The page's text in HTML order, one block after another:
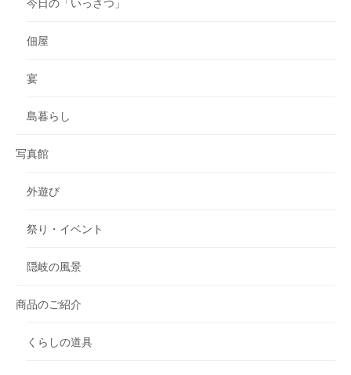
佃屋
宴
島暮らし
写真館
外遊び
祭り・イベント
隠岐の風景
商品のご紹介
くらしの道具